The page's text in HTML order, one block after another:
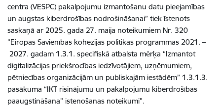
centra (VESPC) pakalpojumu izmantošanu datu pieejamības
un augstas kiberdrošības nodrošināšanai” tiek īstenots
saskaņā ar 2025. gada 27. maija noteikumiem Nr. 320
“Eiropas Savienības kohēzijas politikas programmas 2021. –
2027. gadam 1.3.1. specifiskā atbalsta mērķa “Izmantot
digitalizācijas priekšrocības iedzīvotājiem, uzņēmumiem,
pētniecības organizācijām un publiskajām iestādēm” 1.3.1.3.
pasākuma “IKT risinājumu un pakalpojumu kiberdrošības
paaugstināšana” īstenošanas noteikumi”.